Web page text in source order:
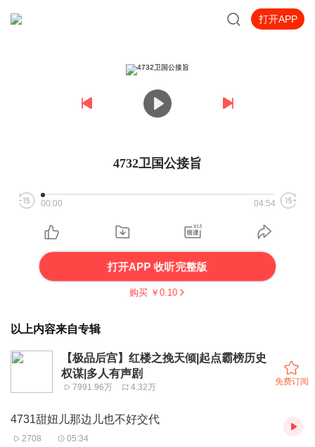
打开APP
4732卫国公接旨
00:00 04:54
打开APP 收听完整版
购买 ￥ 0.10
以上内容来自专辑
【极品后宫】红楼之挽天倾|起点霸榜历史
权谋|多人有声剧
7991.96万 4.32万
免费订阅
4731甜妞儿那边儿也不好交代
2708 05:34